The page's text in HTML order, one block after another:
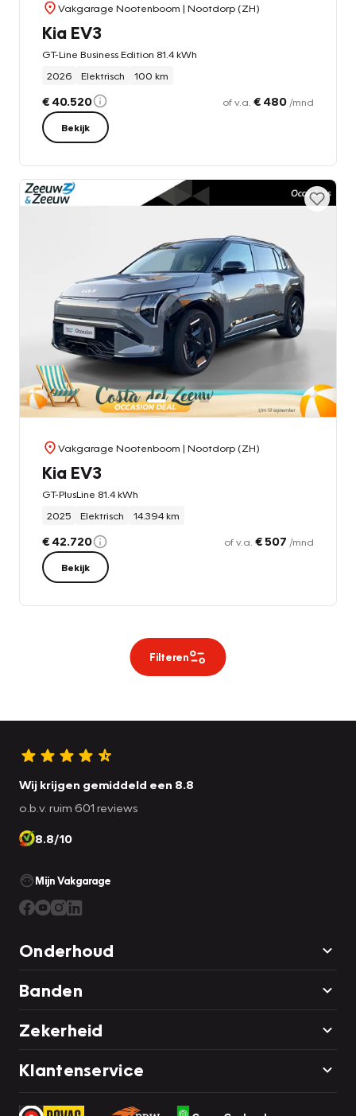
Vakgarage Nootenboom | Nootdorp (ZH)
Kia EV3
GT-Line Business Edition 81.4 kWh
2026
Elektrisch 100 km
€ 40.520 of v.a. € 480 /mnd
Bekijk
Vakgarage Nootenboom | Nootdorp (ZH)
Kia EV3
GT-PlusLine 81.4 kWh
2025
Elektrisch 14.394 km
€ 42.720 of v.a. € 507 /mnd
Bekijk
Filteren
Wij krijgen gemiddeld een 8.8
o.b.v. ruim 601 reviews
8.8/10
Mijn Vakgarage
Onderhoud
Banden
Zekerheid
Klantenservice